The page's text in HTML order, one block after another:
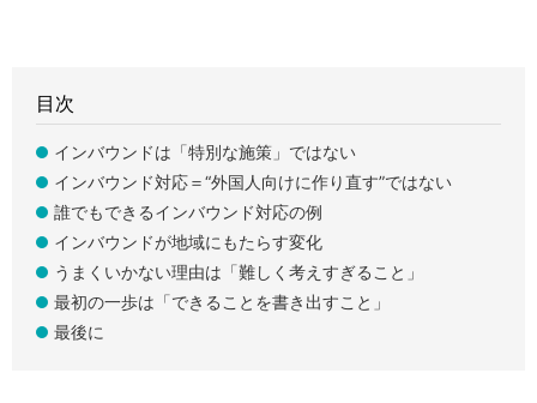
目次
インバウンドは「特別な施策」ではない
インバウンド対応＝“外国人向けに作り直す”ではない
誰でもできるインバウンド対応の例
インバウンドが地域にもたらす変化
うまくいかない理由は「難しく考えすぎること」
最初の一歩は「できることを書き出すこと」
最後に